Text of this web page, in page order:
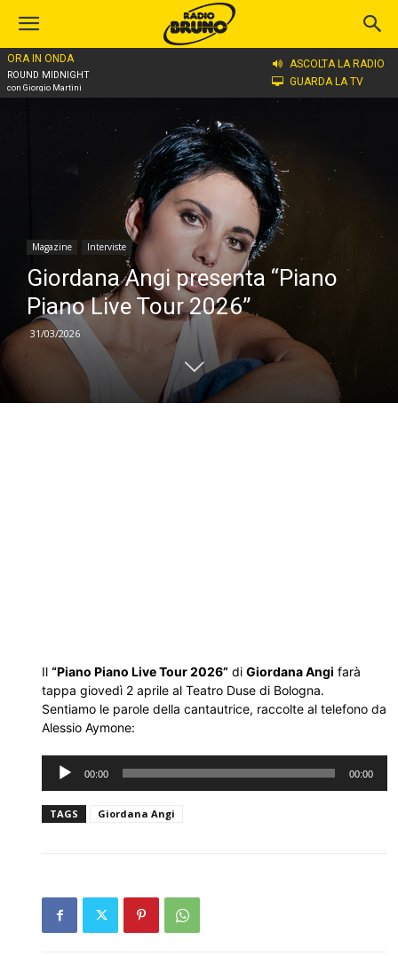
ORA IN ONDA
ROUND MIDNIGHT
con Giorgio Martini
ASCOLTA LA RADIO
GUARDA LA TV
Home
Magazine Interviste
Giordana Angi presenta “Piano
Piano Live Tour 2026”
31/03/2026
Il “Piano Piano Live Tour 2026” di Giordana Angi farà
tappa giovedì 2 aprile al Teatro Duse di Bologna.
Sentiamo le parole della cantautrice, raccolte al telefono da
Alessio Aymone:
Audio
Player
00:00 00:00
TAGS Giordana Angi